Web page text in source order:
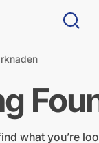
Sök
what you’re